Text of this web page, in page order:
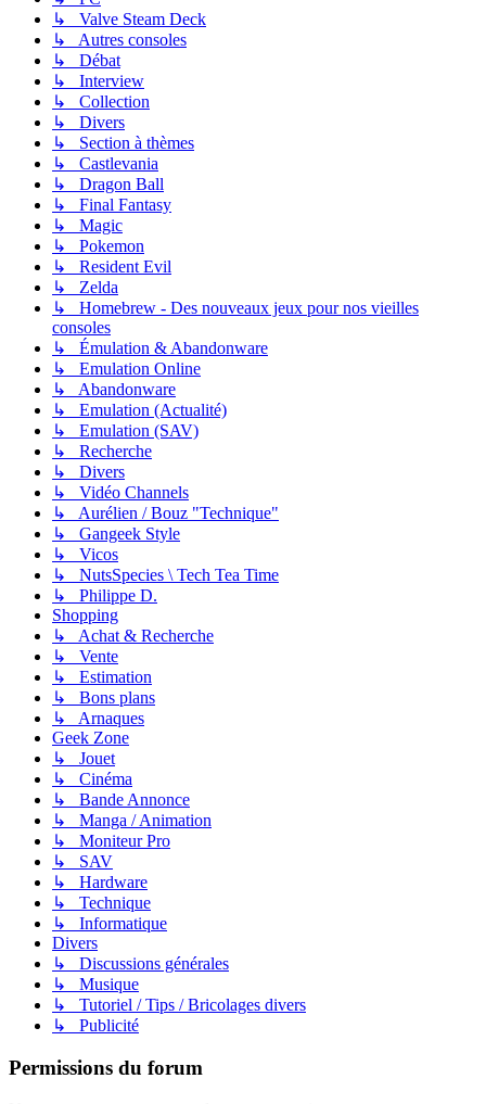
↳ Valve Steam Deck
↳ Autres consoles
↳ Débat
↳ Interview
↳ Collection
↳ Divers
↳ Section à thèmes
↳ Castlevania
↳ Dragon Ball
↳ Final Fantasy
↳ Magic
↳ Pokemon
↳ Resident Evil
↳ Zelda
↳ Homebrew - Des nouveaux jeux pour nos vieilles
consoles
↳ Émulation & Abandonware
↳ Emulation Online
↳ Abandonware
↳ Emulation (Actualité)
↳ Emulation (SAV)
↳ Recherche
↳ Divers
↳ Vidéo Channels
↳ Aurélien / Bouz "Technique"
↳ Gangeek Style
↳ Vicos
↳ NutsSpecies \ Tech Tea Time
↳ Philippe D.
Shopping
↳ Achat & Recherche
↳ Vente
↳ Estimation
↳ Bons plans
↳ Arnaques
Geek Zone
↳ Jouet
↳ Cinéma
↳ Bande Annonce
↳ Manga / Animation
↳ Moniteur Pro
↳ SAV
↳ Hardware
↳ Technique
↳ Informatique
Divers
↳ Discussions générales
↳ Musique
↳ Tutoriel / Tips / Bricolages divers
↳ Publicité
Permissions du forum